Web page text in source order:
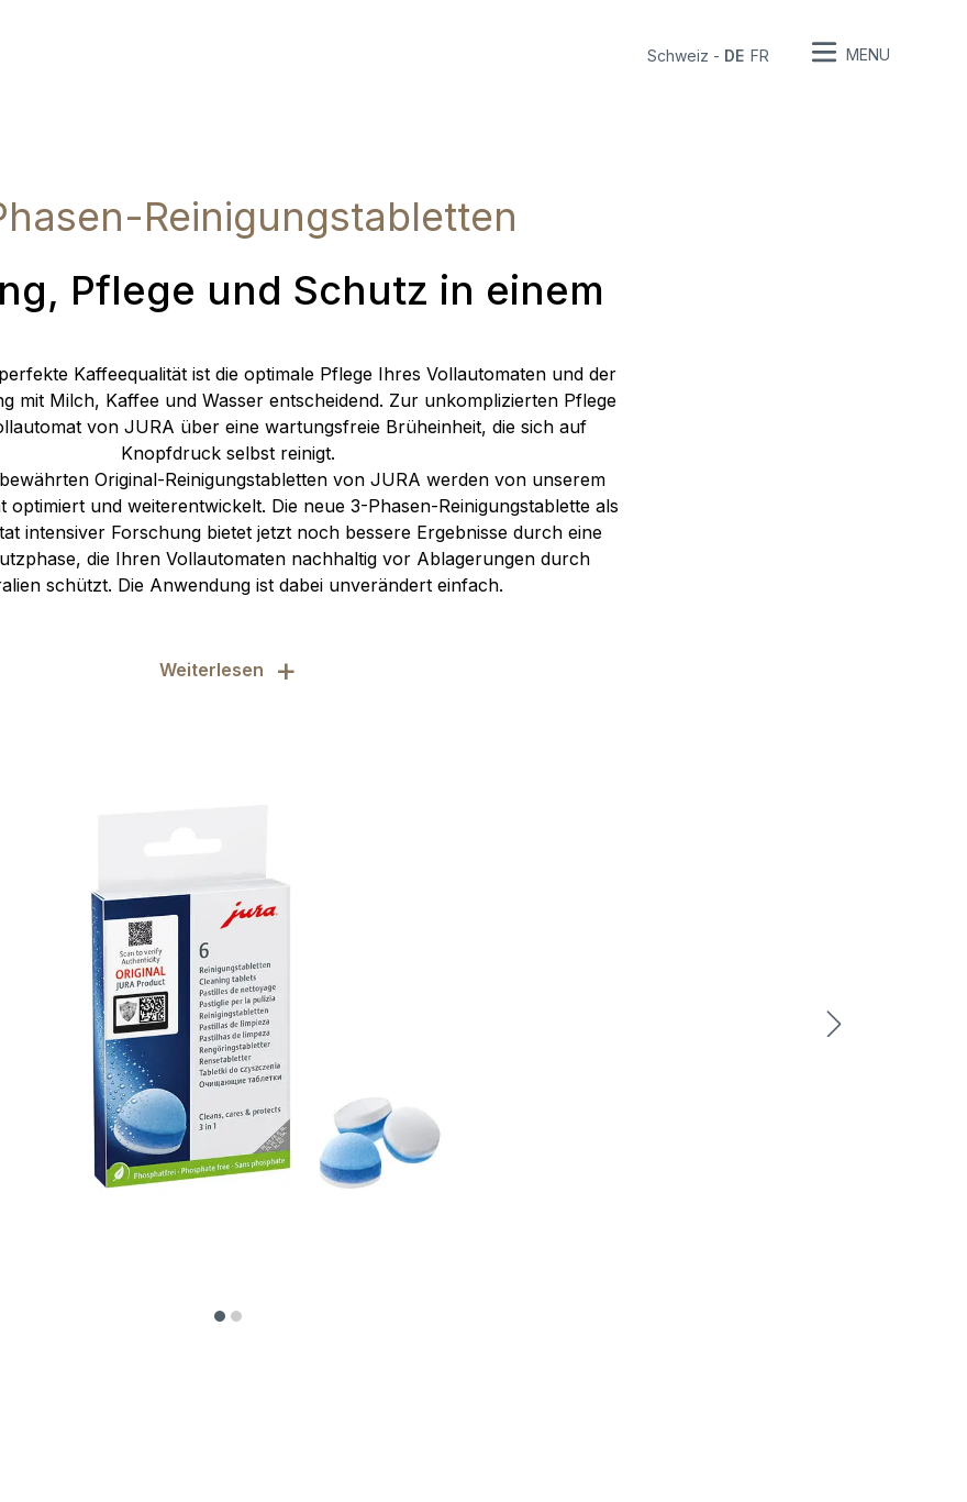
Schweiz - DE FR MENU
Reinigungstabletten
Pflege und Schutz in einem
Kaffeequalität ist die optimale Pflege Ihres Vollautomaten und der
mit Milch, Kaffee und Wasser entscheidend. Zur unkomplizierten Pflege
von JURA über eine wartungsfreie Brüheinheit, die sich auf
Knopfdruck selbst reinigt.
Original-Reinigungstabletten von JURA werden von unserem
optimiert und weiterentwickelt. Die neue 3-Phasen-Reinigungstablette als
intensiver Forschung bietet jetzt noch bessere Ergebnisse durch eine
die Ihren Vollautomaten nachhaltig vor Ablagerungen durch
schützt. Die Anwendung ist dabei unverändert einfach.
Weiterlesen +